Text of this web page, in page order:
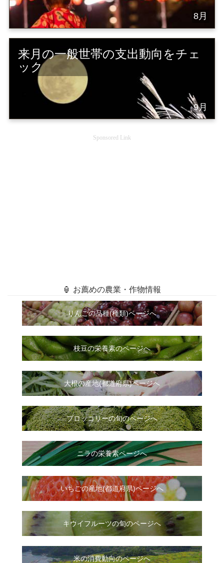
8月
来月の一般世帯の支出動向をチェ
ック
9月
Sponsored Link
🏮 お薦めの農業・作物情報
りんごの品種(種類)ページへ
枝豆の栄養素のページへ
大根の産地(都道府県)ページへ
ブロッコリーの旬のページへ
ニラの栄養素ページへ
いちごの産地(都道府県)ページへ
キウイフルーツの旬のページへ
米の消費動向のページへ